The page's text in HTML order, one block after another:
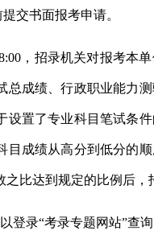
交书面报考申请。
，招录机关对报考
总成绩、行政职业能力
设置了专业科目笔试条
目成绩从高分到低分的
比达到规定的比例后，
登录“考录专题网站”查